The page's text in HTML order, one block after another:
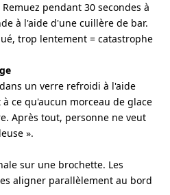
pendant 30 secondes à
à l'aide d'une cuillère de bar.
trop lentement = catastrophe
un verre refroidi à l'aide
ce qu'aucun morceau de glace
Après tout, personne ne veut
».
sur une brochette. Les
aligner parallèlement au bord